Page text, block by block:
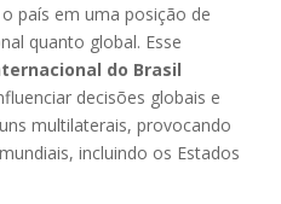
país em uma posição de
quanto global. Esse
do Brasil
decisões globais e
multilaterais, provocando
incluindo os Estados